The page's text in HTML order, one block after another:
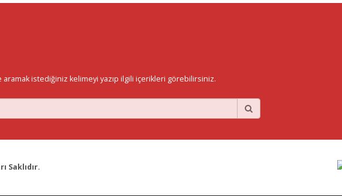
istediğiniz kelimeyi yazıp ilgili içerikleri görebilirsiniz.
Saklıdır.